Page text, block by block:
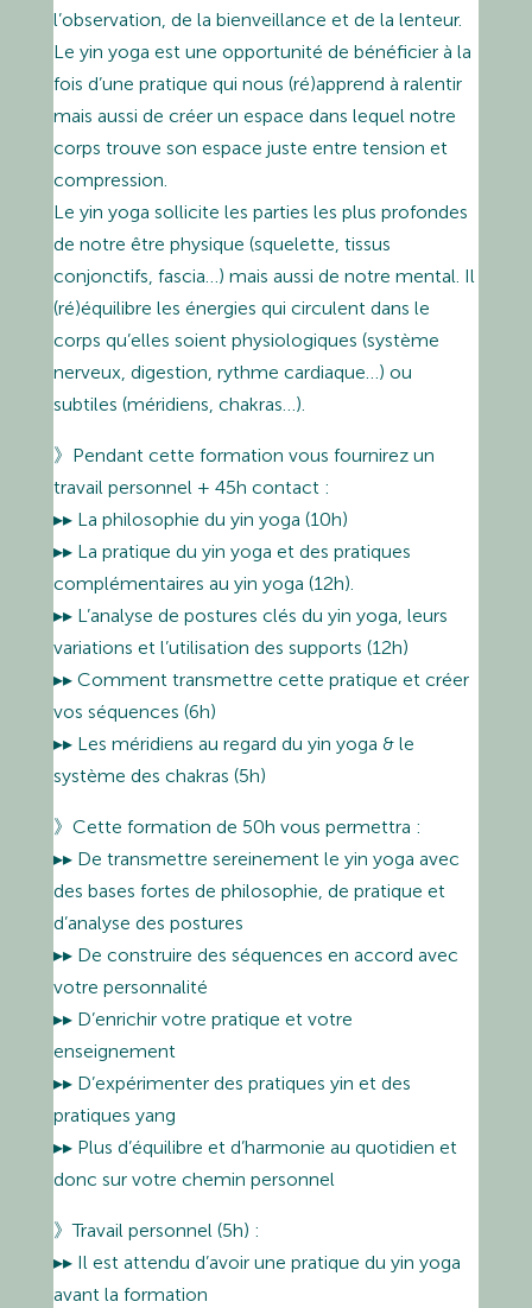
l’observation, de la bienveillance et de la lenteur.
Le yin yoga est une opportunité de bénéficier à la
fois d’une pratique qui nous (ré)apprend à ralentir
mais aussi de créer un espace dans lequel notre
corps trouve son espace juste entre tension et
compression.
Le yin yoga sollicite les parties les plus profondes
de notre être physique (squelette, tissus
conjonctifs, fascia…) mais aussi de notre mental. Il
(ré)équilibre les énergies qui circulent dans le
corps qu’elles soient physiologiques (système
nerveux, digestion, rythme cardiaque…) ou
subtiles (méridiens, chakras…).
》Pendant cette formation vous fournirez un
travail personnel + 45h contact :
▸▸ La philosophie du yin yoga (10h)
▸▸ La pratique du yin yoga et des pratiques
complémentaires au yin yoga (12h).
▸▸ L’analyse de postures clés du yin yoga, leurs
variations et l’utilisation des supports (12h)
▸▸ Comment transmettre cette pratique et créer
vos séquences (6h)
▸▸ Les méridiens au regard du yin yoga & le
système des chakras (5h)
》Cette formation de 50h vous permettra :
▸▸ De transmettre sereinement le yin yoga avec
des bases fortes de philosophie, de pratique et
d’analyse des postures
▸▸ De construire des séquences en accord avec
votre personnalité
▸▸ D’enrichir votre pratique et votre
enseignement
▸▸ D’expérimenter des pratiques yin et des
pratiques yang
▸▸ Plus d’équilibre et d’harmonie au quotidien et
donc sur votre chemin personnel
》Travail personnel (5h) :
▸▸ Il est attendu d’avoir une pratique du yin yoga
avant la formation